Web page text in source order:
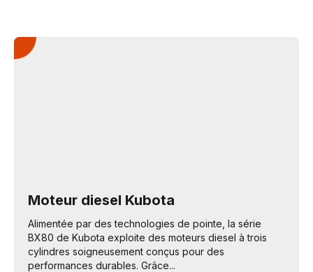
Moteur diesel Kubota
Alimentée par des technologies de pointe, la série
BX80 de Kubota exploite des moteurs diesel à trois
cylindres soigneusement conçus pour des
performances durables. Grâce...